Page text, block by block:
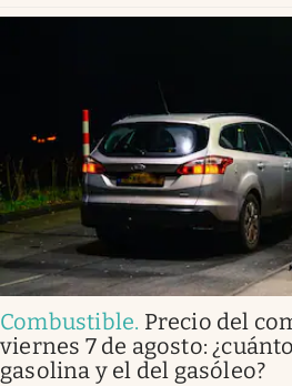
Combustible. Precio del
viernes 7 de agosto:
gasolina y el del gasóleo?